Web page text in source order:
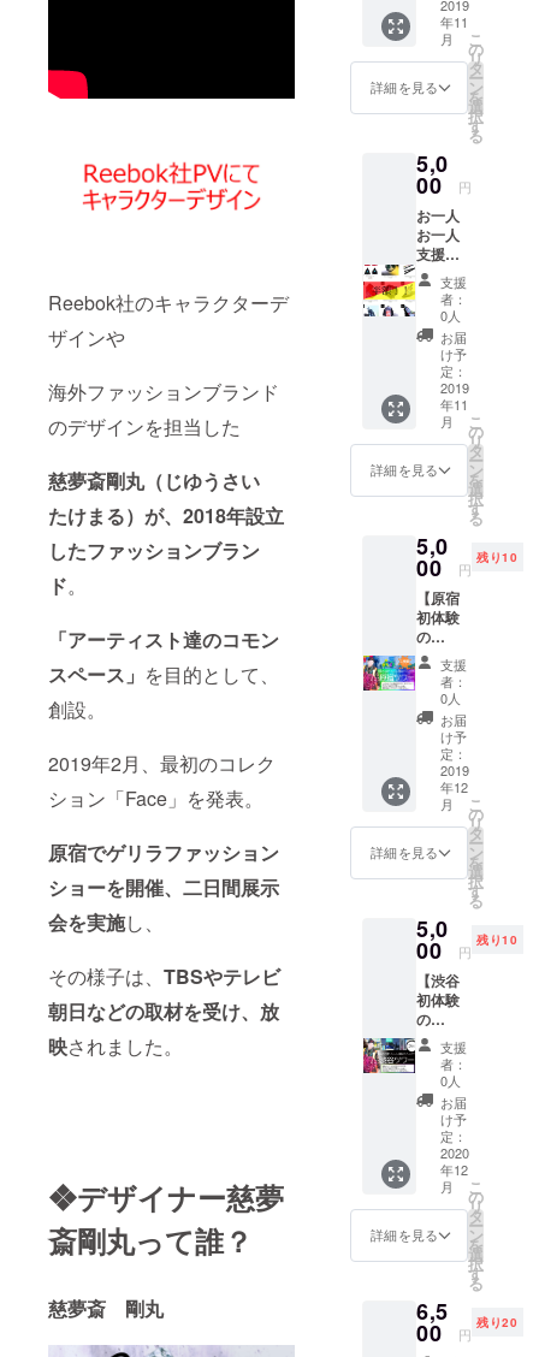
Reebok社のキャラクターデ
ザインや
海外ファッションブランド
のデザインを担当した
慈夢斎剛丸（じゆうさい
たけまる）が、2018年設立
したファッションブラン
ド。
「アーティスト達のコモン
スペース」 を目的として、
創設。
2019年2月、最初のコレク
ション「Face」を発表。
原宿でゲリラファッション
ショーを開催、二日間展示
会を実施し、
その様子は、 TBSやテレビ
朝日などの取材を受け、放
映されました。
❖デザイナー慈夢
斎剛丸って誰？
慈夢斎 剛丸
慈夢斎 剛
丸の紹介
ンデザイ
ナー（日本
デザインプ
ランナー協
会認定）
グラフィッ
クデザイ
CGアーティ
スト／3Dモ
デラー
■出自
遠い宇宙、
年先のM78
星雲光の国
の出身で
ウルトラマ
ンの鳩子と
いう設定で
スタートし
設定に無理
がある過ぎ
挫・・・
【学歴】
■国立宇都宮
大学 国際学
部国際文化
学科
■文化服装学
院二部服装
【主な実
績】
・ファッ
ションブラ
ARTBYTKM
引きで
ご購入
いただ
ける
クーポ
ンを発
行いた
す。 プ
ロジェ
クト完
了後、
皆様に
クーポ
ンコー
ドをご
送付い
たしま
す。 有
効期
限：
2019年
11月〜
2020年
10月
2019
年11
月
詳細を見る
こ
の
リ
タ
ー
ン
を
選
択
す
る
5,0
00 円
お一人
お一人
支援者
の皆様
にメッ
セージ
カード
をお送
りいた
しま
す。 当
ブラン
ド、ア
イテム
を全て
半額で
いただ
ける
クーポ
ンを差
し上げ
ます。
2019年
11月〜
2020年
10月
支援
者：
0人
お届
け予
定：
2019
年11
月
詳細を見る
こ
の
リ
タ
ー
ン
を
選
択
す
る
5,0
00 円
残り10
【原宿
初体験
の
方！】
【一度
は行っ
てみた
いけど
色々
あって
どこに
行けば
いいの
かわか
らない
方！】
丸と原
宿ツ
ワー（2
時間
コー
ス） 東
京都渋
谷区原
宿、
【ファ
ッショ
ンの聖
地】と
呼ばれ
るこの
場所で
穴場ス
トにご
案内い
たしま
支援
者：
0人
お届
け予
定：
2019
年12
月
詳細を見る
こ
の
リ
タ
ー
ン
を
選
択
す
る
5,0
00 円
残り10
【渋谷
初体験
の
方！】
【一度
は行っ
てみた
いけど
色々
あって
どこに
行けば
いいの
かわか
らない
方！】
丸と渋
谷ツ
ワー（2
支援
者：
0人
お届
け予
定：
2020
年12
月
詳細を見る
こ
の
リ
タ
ー
ン
を
選
択
す
る
6,5
00 円
残り20